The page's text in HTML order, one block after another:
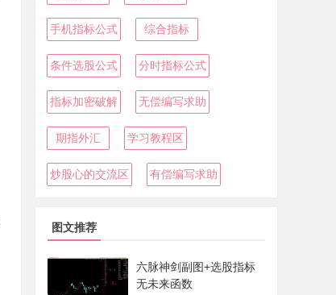
手机指标公式 综合指标
条件选股公式 分时指标公式
指标加密破解 无偿编写求助
期指外汇 学习教程区
炒股心的交流区 有偿编写求助
图文推荐
六脉神剑副图+选股指标
无未来函数